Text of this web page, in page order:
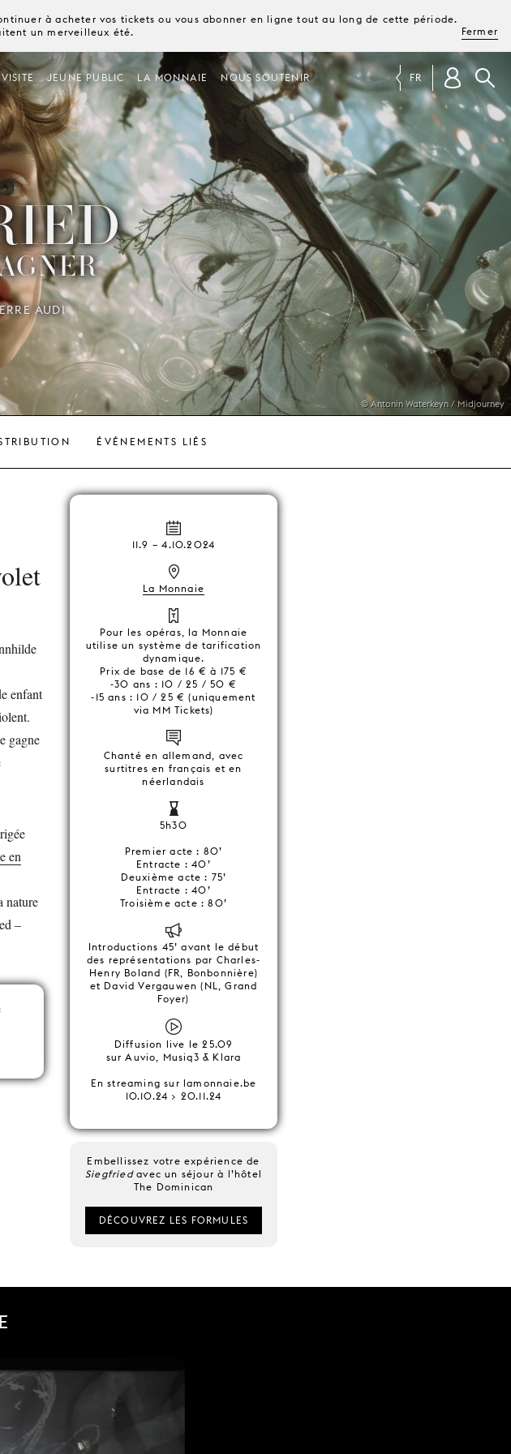
à acheter vos tickets ou vous abonner en ligne tout au long de cette période.
un merveilleux été.
Fermer
JEUNE PUBLIC LA MONNAIE NOUS SOUTENIR FR
© Antonin Waterkeyn / Midjourney
AUDI
ÉVÉNEMENTS LIÉS
enfant
gagne
en
nature
–
11.9 –4.10.2024
La Monnaie
Pour les opéras, la Monnaie
utilise un système de tarification
dynamique.
Prix de base de 16 € à 175 €
-30 ans : 10 / 25 / 50 €
-15 ans : 10 / 25 € (uniquement
via MM Tickets)
Chanté en allemand, avec
surtitres en français et en
néerlandais
5h30
Premier acte : 80’
Entracte : 40’
Deuxième acte : 75’
Entracte : 40’
Troisième acte : 80’
Introductions 45’ avant le début
des représentations par Charles-
Henry Boland (FR, Bonbonnière)
et David Vergauwen (NL, Grand
Foyer)
Diffusion live le 25.09
sur Auvio, Musiq3 & Klara
En streaming sur lamonnaie.be
10.10.24 > 20.11.24
Embellissez votre expérience de
Siegfriedavec un séjour à l’hôtel
The Dominican
DÉCOUVREZ LES FORMULES